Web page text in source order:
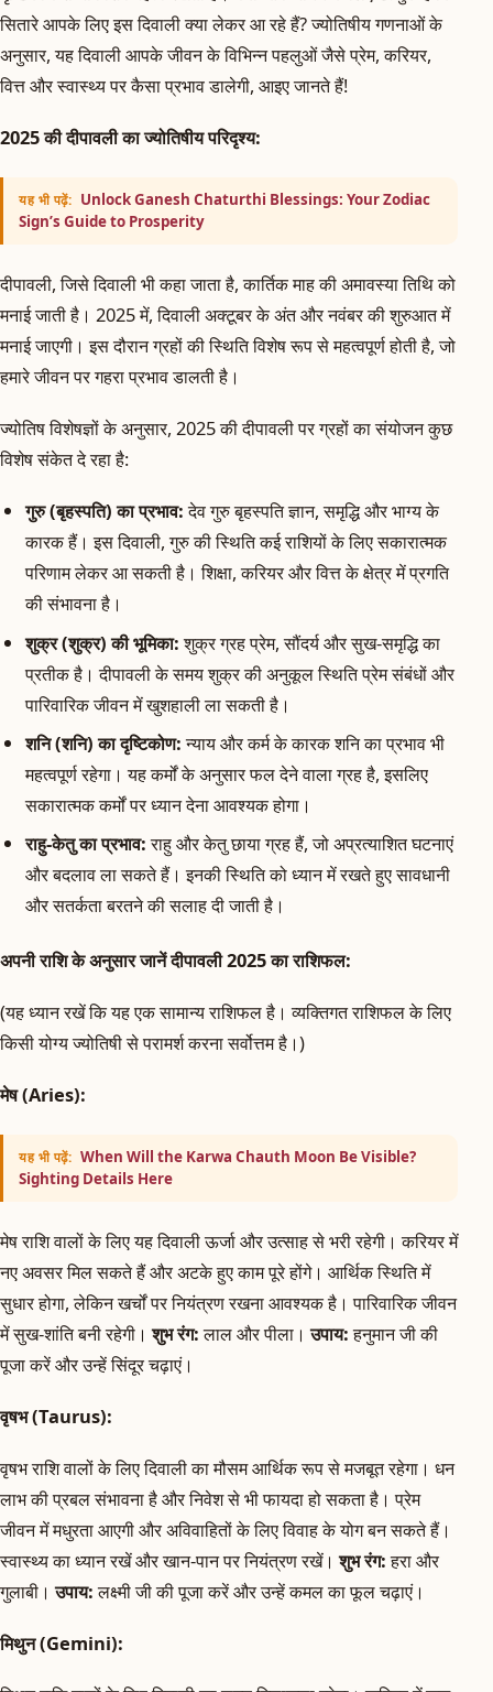
सितारे आपके लिए इस दिवाली क्या लेकर आ रहे हैं? ज्योतिषीय गणनाओं के
अनुसार, यह दिवाली आपके जीवन के विभिन्न पहलुओं जैसे प्रेम, करियर,
वित्त और स्वास्थ्य पर कैसा प्रभाव डालेगी, आइए जानते हैं!
2025 की दीपावली का ज्योतिषीय परिदृश्य:
यह भी पढ़ें: Unlock Ganesh Chaturthi Blessings: Your Zodiac
Sign’s Guide to Prosperity
दीपावली, जिसे दिवाली भी कहा जाता है, कार्तिक माह की अमावस्या तिथि को
मनाई जाती है। 2025 में, दिवाली अक्टूबर के अंत और नवंबर की शुरुआत में
मनाई जाएगी। इस दौरान ग्रहों की स्थिति विशेष रूप से महत्वपूर्ण होती है, जो
हमारे जीवन पर गहरा प्रभाव डालती है।
ज्योतिष विशेषज्ञों के अनुसार, 2025 की दीपावली पर ग्रहों का संयोजन कुछ
विशेष संकेत दे रहा है:
गुरु (बृहस्पति) का प्रभाव:देव गुरु बृहस्पति ज्ञान, समृद्धि और भाग्य के
कारक हैं। इस दिवाली, गुरु की स्थिति कई राशियों के लिए सकारात्मक
परिणाम लेकर आ सकती है। शिक्षा, करियर और वित्त के क्षेत्र में प्रगति
की संभावना है।
शुक्र (शुक्र) की भूमिका:शुक्र ग्रह प्रेम, सौंदर्य और सुख-समृद्धि का
प्रतीक है। दीपावली के समय शुक्र की अनुकूल स्थिति प्रेम संबंधों और
पारिवारिक जीवन में खुशहाली ला सकती है।
शनि (शनि) का दृष्टिकोण:न्याय और कर्म के कारक शनि का प्रभाव भी
महत्वपूर्ण रहेगा। यह कर्मों के अनुसार फल देने वाला ग्रह है, इसलिए
सकारात्मक कर्मों पर ध्यान देना आवश्यक होगा।
राहु-केतु का प्रभाव:राहु और केतु छाया ग्रह हैं, जो अप्रत्याशित घटनाएं
और बदलाव ला सकते हैं। इनकी स्थिति को ध्यान में रखते हुए सावधानी
और सतर्कता बरतने की सलाह दी जाती है।
अपनी राशि के अनुसार जानें दीपावली 2025 का राशिफल:
(यह ध्यान रखें कि यह एक सामान्य राशिफल है। व्यक्तिगत राशिफल के लिए
किसी योग्य ज्योतिषी से परामर्श करना सर्वोत्तम है।)
मेष (Aries):
यह भी पढ़ें: When Will the Karwa Chauth Moon Be Visible?
Sighting Details Here
मेष राशि वालों के लिए यह दिवाली ऊर्जा और उत्साह से भरी रहेगी। करियर में
नए अवसर मिल सकते हैं और अटके हुए काम पूरे होंगे। आर्थिक स्थिति में
सुधार होगा, लेकिन खर्चों पर नियंत्रण रखना आवश्यक है। पारिवारिक जीवन
में सुख-शांति बनी रहेगी।शुभ रंग:लाल और पीला।उपाय:हनुमान जी की
पूजा करें और उन्हें सिंदूर चढ़ाएं।
वृषभ (Taurus):
वृषभ राशि वालों के लिए दिवाली का मौसम आर्थिक रूप से मजबूत रहेगा। धन
लाभ की प्रबल संभावना है और निवेश से भी फायदा हो सकता है। प्रेम
जीवन में मधुरता आएगी और अविवाहितों के लिए विवाह के योग बन सकते हैं।
स्वास्थ्य का ध्यान रखें और खान-पान पर नियंत्रण रखें।शुभ रंग:हरा और
गुलाबी।उपाय:लक्ष्मी जी की पूजा करें और उन्हें कमल का फूल चढ़ाएं।
मिथुन (Gemini):